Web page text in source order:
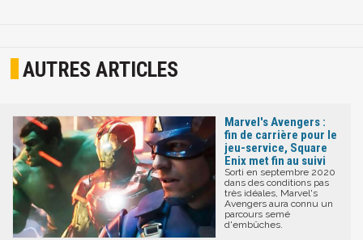
AUTRES ARTICLES
Marvel's Avengers :
fin de carrière pour le
jeu-service, Square
Enix met fin au suivi
Sorti en septembre 2020
dans des conditions pas
très idéales, Marvel's
Avengers aura connu un
parcours semé
d'embûches.